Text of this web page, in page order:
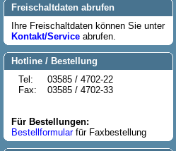
Freischaltdaten abrufen
Ihre Freischaltdaten können Sie unter
Kontakt/Service abrufen.
Hotline / Bestellung
Tel:
Fax:
03585 / 4702-22
03585 / 4702-33
Für Bestellungen:
Bestellformularfür Faxbestellung